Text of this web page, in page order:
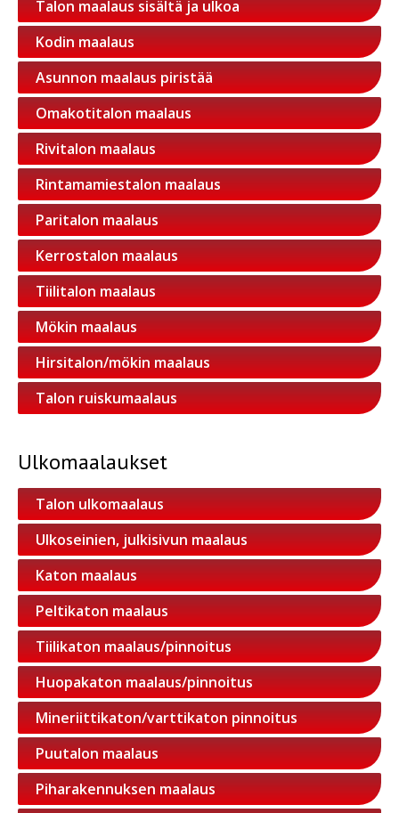
Talon maalaus sisältä ja ulkoa
Kodin maalaus
Asunnon maalaus piristää
Omakotitalon maalaus
Rivitalon maalaus
Rintamamiestalon maalaus
Paritalon maalaus
Kerrostalon maalaus
Tiilitalon maalaus
Mökin maalaus
Hirsitalon/mökin maalaus
Talon ruiskumaalaus
Ulkomaalaukset
Talon ulkomaalaus
Ulkoseinien, julkisivun maalaus
Katon maalaus
Peltikaton maalaus
Tiilikaton maalaus/pinnoitus
Huopakaton maalaus/pinnoitus
Mineriittikaton/varttikaton pinnoitus
Puutalon maalaus
Piharakennuksen maalaus